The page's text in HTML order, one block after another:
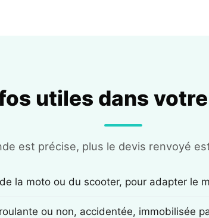
utiles dans
est précise, plus le devis renvoyé
la moto ou du scooter, pour adapter le
ou non, accidentée, immobilisée